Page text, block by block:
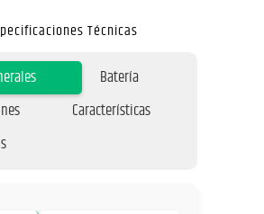
Técnicas
Batería
Características